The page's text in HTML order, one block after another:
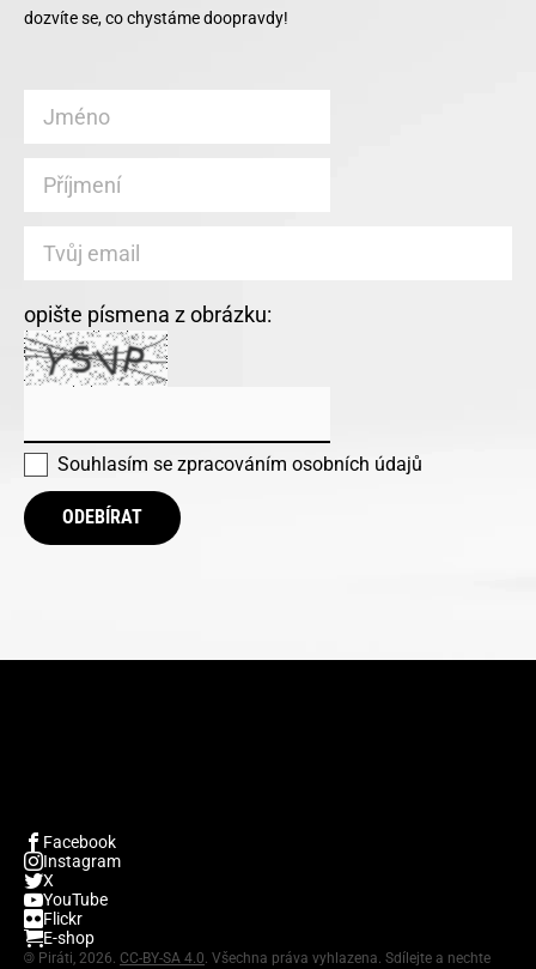
dozvíte se, co chystáme doopravdy!
opište písmena z obrázku:
Souhlasím se zpracováním osobních údajů
ODEBÍRAT
Facebook
Instagram
X
YouTube
Flickr
E-shop
© Piráti, 2026. CC-BY-SA 4.0. Všechna práva vyhlazena. Sdílejte a nechte